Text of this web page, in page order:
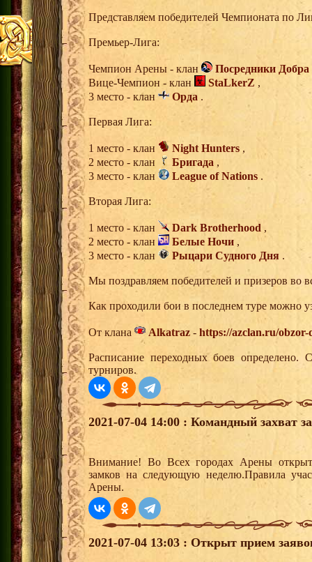
Представляем победителей Чемпионата по
Премьер-Лига:
Чемпион Арены - клан
Посредники Добра
Вице-Чемпион - клан
StaLkerZ ,
3 место - клан
Орда .
Первая Лига:
1 место - клан Night Hunters ,
2 место - клан
Бригада ,
3 место - клан
League of Nations .
Вторая Лига:
1 место - клан Dark Brotherhood ,
2 место - клан
Белые Ночи ,
3 место - клан
Рыцари Судного Дня .
Мы поздравляем победителей и призеров во
Как проходили бои в последнем туре можно
От клана Alkatraz - https://azclan.ru/obzor-
Расписание переходных боев
турниров.
2021-07-04 14:00 : Командный захват
Внимание! Во Всех городах Арены
замков на следующую неделю.Правила
Арены.
2021-07-04 13:03 : Открыт прием